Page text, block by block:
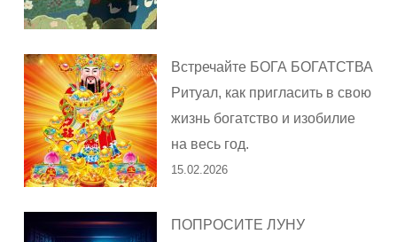
Встречайте БОГА БОГАТСТВА
Ритуал, как пригласить в свою
жизнь богатство и изобилие
на весь год.
15.02.2026
ПОПРОСИТЕ ЛУНУ